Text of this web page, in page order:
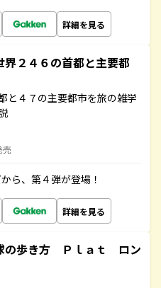
詳細を見る
２４６の首都と主要都
と４７の主要都市を旅の雑学
売
ら、第４弾が登場！
詳細を見る
の歩き方 Ｐｌａｔ ロン